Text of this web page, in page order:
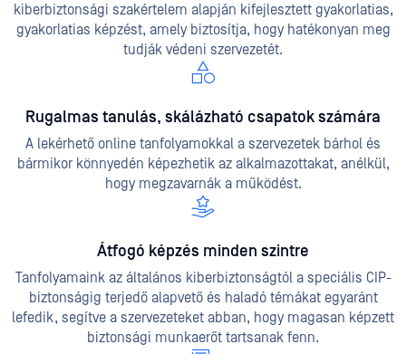
kiberbiztonsági szakértelem alapján kifejlesztett gyakorlatias,
gyakorlatias képzést, amely biztosítja, hogy hatékonyan meg
tudják védeni szervezetét.
Rugalmas tanulás, skálázható csapatok számára
A lekérhető online tanfolyamokkal a szervezetek bárhol és
bármikor könnyedén képezhetik az alkalmazottakat, anélkül,
hogy megzavarnák a működést.
Átfogó képzés minden szintre
Tanfolyamaink az általános kiberbiztonságtól a speciális CIP-
biztonságig terjedő alapvető és haladó témákat egyaránt
lefedik, segítve a szervezeteket abban, hogy magasan képzett
biztonsági munkaerőt tartsanak fenn.